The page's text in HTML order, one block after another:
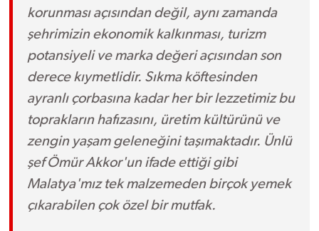
korunması açısından değil, aynı zamanda
şehrimizin ekonomik kalkınması, turizm
potansiyeli ve marka değeri açısından son
derece kıymetlidir. Sıkma köftesinden
ayranlı çorbasına kadar her bir lezzetimiz bu
toprakların hafızasını, üretim kültürünü ve
zengin yaşam geleneğini taşımaktadır. Ünlü
şef Ömür Akkor'un ifade ettiği gibi
Malatya'mız tek malzemeden birçok yemek
çıkarabilen çok özel bir mutfak.